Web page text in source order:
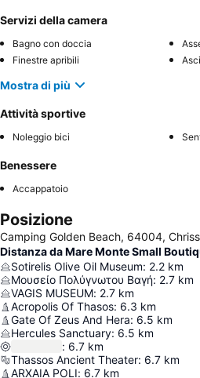
Servizi della camera
Bagno con doccia
Finestre apribili
Mostra di più
Attività sportive
Noleggio bici
Benessere
Accappatoio
Posizione
Camping Golden Beach, 64004,
Distanza da Mare Monte Small
Sotirelis Olive Oil Museum: 2.2 km
Μουσείο Πολύγνωτου Βαγή: 2.7 km
VAGIS MUSEUM: 2.7 km
Acropolis Of Thasos: 6.3 km
Gate Of Zeus And Hera: 6.5 km
Hercules Sanctuary: 6.5 km
: 6.7 km
Thassos Ancient Theater: 6.7 km
ARXAIA POLI: 6.7 km